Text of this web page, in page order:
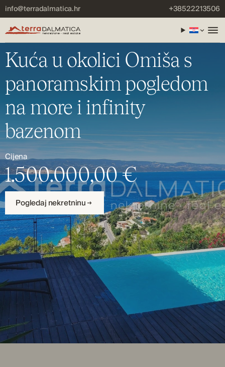
info@terradalmatica.hr +38522213506
Kuća u okolici Omiša s
panoramskim pogledom
na more i infinity
bazenom
Cijena
1.500.000,00 €
Pogledaj nekretninu